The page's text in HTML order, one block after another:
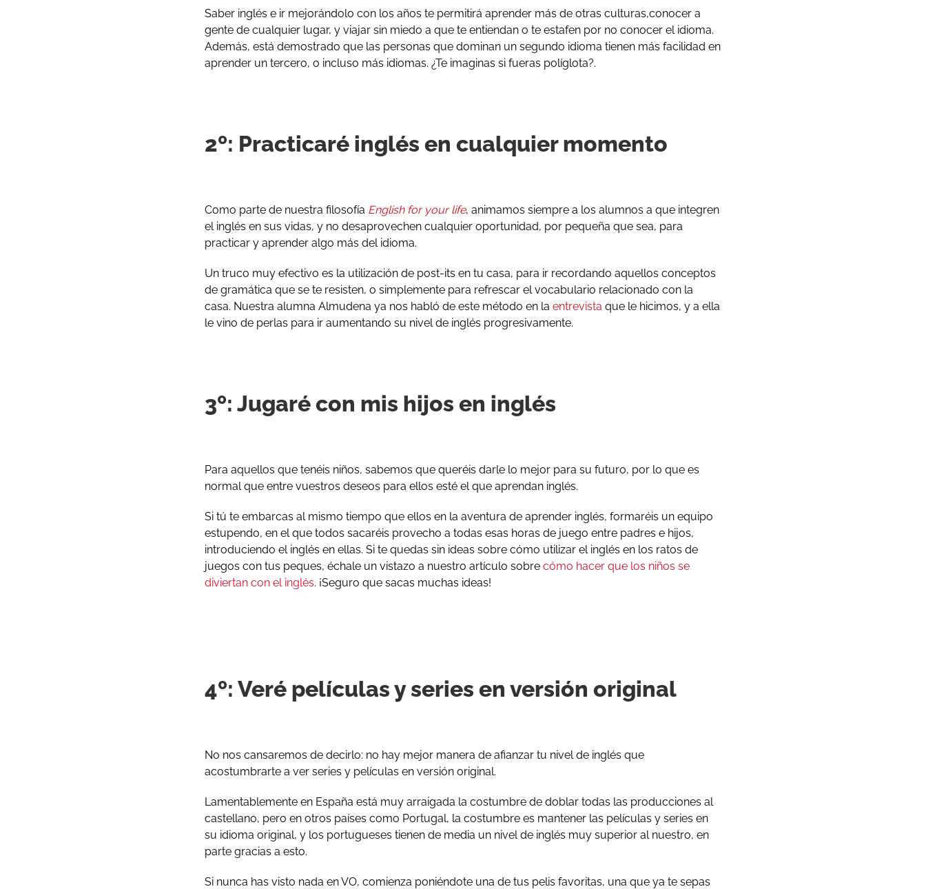
Saber inglés e ir mejorándolo con los años te permitirá aprender más de otras culturas,conocer a
gente de cualquier lugar, y viajar sin miedo a que te entiendan o te estafen por no conocer el idioma.
Además, está demostrado que las personas que dominan un segundo idioma tienen más facilidad en
aprender un tercero, o incluso más idiomas. ¿Te imaginas si fueras políglota?.
2º: Practicaré inglés en cualquier momento
Como parte de nuestra filosofía English for your life, animamos siempre a los alumnos a que integren
el inglés en sus vidas, y no desaprovechen cualquier oportunidad, por pequeña que sea, para
practicar y aprender algo más del idioma.
Un truco muy efectivo es la utilización de post-its en tu casa, para ir recordando aquellos conceptos
de gramática que se te resisten, o simplemente para refrescar el vocabulario relacionado con la
casa. Nuestra alumna Almudena ya nos habló de este método en la entrevista que le hicimos, y a ella
le vino de perlas para ir aumentando su nivel de inglés progresivamente.
3º: Jugaré con mis hijos en inglés
Para aquellos que tenéis niños, sabemos que queréis darle lo mejor para su futuro, por lo que es
normal que entre vuestros deseos para ellos esté el que aprendan inglés.
Si tú te embarcas al mismo tiempo que ellos en la aventura de aprender inglés, formaréis un equipo
estupendo, en el que todos sacaréis provecho a todas esas horas de juego entre padres e hijos,
introduciendo el inglés en ellas. Si te quedas sin ideas sobre cómo utilizar el inglés en los ratos de
juegos con tus peques, échale un vistazo a nuestro artículo sobre cómo hacer que los niños se
diviertan con el inglés. ¡Seguro que sacas muchas ideas!
4º: Veré películas y series en versión original
No nos cansaremos de decirlo: no hay mejor manera de afianzar tu nivel de inglés que
acostumbrarte a ver series y películas en versión original.
Lamentablemente en España está muy arraigada la costumbre de doblar todas las producciones al
castellano, pero en otros países como Portugal, la costumbre es mantener las películas y series en
su idioma original, y los portugueses tienen de media un nivel de inglés muy superior al nuestro, en
parte gracias a esto.
Si nunca has visto nada en VO, comienza poniéndote una de tus pelis favoritas, una que ya te sepas